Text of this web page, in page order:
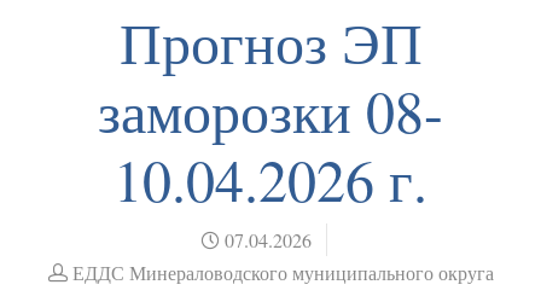
Прогноз ЭП
заморозки 08-
10.04.2026 г.
07.04.2026
ЕДДС Минераловодского муниципального округа